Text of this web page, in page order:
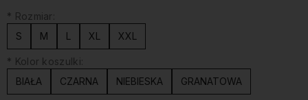
* Rozmiar:
S
M L XL XXL
* Kolor koszulki:
BIAŁA
CZARNA NIEBIESKA GRANATOWA